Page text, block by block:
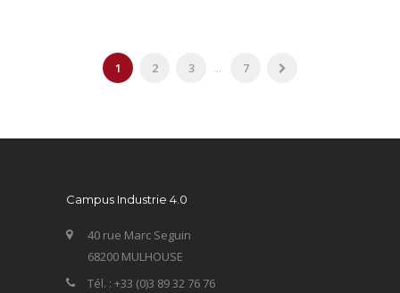
1 2 3 ... 7
Campus Industrie 4.0
40 rue Marc Seguin
68200 MULHOUSE
Tél. : +33 (0)3 89 32 76 76